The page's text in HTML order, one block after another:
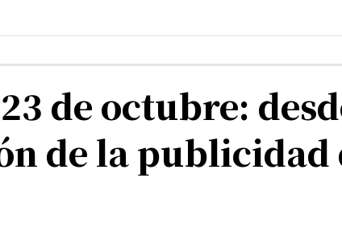
de octubre:
de la publicidad